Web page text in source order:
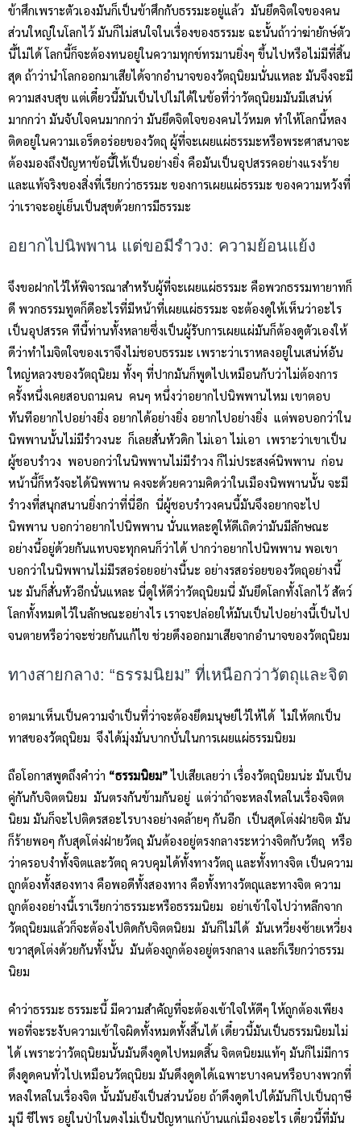
ข้าศึกเพราะตัวเองมันก็เป็นข้าศึกกับธรรมะอยู่แล้ว มันยึดจิตใจของคน
ส่วนใหญ่ในโลกไว้ มันก็ไม่สนใจในเรื่องของธรรมะ ฉะนั้นถ้าว่าฆ่ายักษ์ตัว
นี้ไม่ได้ โลกนี้ก็จะต้องทนอยู่ในความทุกข์ทรมานยิ่งๆ ขึ้นไปหรือไม่มีที่สิ้น
สุด ถ้าว่านำโลกออกมาเสียได้จากอำนาจของวัตถุนิยมนั่นแหละ มันจึงจะมี
ความสงบสุข แต่เดี๋ยวนี้มันเป็นไปไม่ได้ในข้อที่ว่าวัตถุนิยมมันมีเสน่ห์
มากกว่า มันจับใจคนมากกว่า มันยึดจิตใจของคนไว้หมด ทำให้โลกนี้หลง
ติดอยู่ในความเอร็ดอร่อยของวัตถุ ผู้ที่จะเผยแผ่ธรรมะหรือพระศาสนาจะ
ต้องมองถึงปัญหาข้อนี้ให้เป็นอย่างยิ่ง คือมันเป็นอุปสรรคอย่างแรงร้าย
และแท้จริงของสิ่งที่เรียกว่าธรรมะ ของการเผยแผ่ธรรมะ ของความหวังที่
ว่าเราจะอยู่เย็นเป็นสุขด้วยการมีธรรมะ
อยากไปนิพพาน แต่ขอมีรำวง: ความย้อนแย้ง
จึงขอฝากไว้ให้พิจารณาสำหรับผู้ที่จะเผยแผ่ธรรมะ คือพวกธรรมทายาทก็
ดี พวกธรรมทูตก็ดีอะไรที่มีหน้าที่เผยแผ่ธรรมะ จะต้องดูให้เห็นว่าอะไร
เป็นอุปสรรค ทีนี้ท่านทั้งหลายซึ่งเป็นผู้รับการเผยแผ่มันก็ต้องดูตัวเองให้
ดีว่าทำไมจิตใจของเราจึงไม่ชอบธรรมะ เพราะว่าเราหลงอยู่ในเสน่ห์อัน
ใหญ่หลวงของวัตถุนิยม ทั้งๆ ที่ปากมันก็พูดไปเหมือนกับว่าไม่ต้องการ
ครั้งหนึ่งเคยสอบถามคน คนๆ หนึ่งว่าอยากไปนิพพานไหม เขาตอบ
ทันทีอยากไปอย่างยิ่ง อยากได้อย่างยิ่ง อยากไปอย่างยิ่ง แต่พอบอกว่าใน
นิพพานนั้นไม่มีรำวงนะ ก็เลยสั่นหัวดิก ไม่เอา ไม่เอา เพราะว่าเขาเป็น
ผู้ชอบรำวง พอบอกว่าในนิพพานไม่มีรำวง ก็ไม่ประสงค์นิพพาน ก่อน
หน้านี้ก็หวังจะได้นิพพาน คงจะด้วยความคิดว่าในเมืองนิพพานนั้น จะมี
รำวงที่สนุกสนานยิ่งกว่าที่นี่อีก นี่ผู้ชอบรำวงคนนี้มันจึงอยากจะไป
นิพพาน บอกว่าอยากไปนิพพาน นั่นแหละดูให้ดีเถิดว่ามันมีลักษณะ
อย่างนี้อยู่ด้วยกันแทบจะทุกคนก็ว่าได้ ปากว่าอยากไปนิพพาน พอเขา
บอกว่าในนิพพานไม่มีรสอร่อยอย่างนี้นะ อย่างรสอร่อยของวัตถุอย่างนี้
นะ มันก็สั่นหัวอีกนั่นแหละ นี่ดูให้ดีว่าวัตถุนิยมนี่ มันยึดโลกทั้งโลกไว้ สัตว์
โลกทั้งหมดไว้ในลักษณะอย่างไร เราจะปล่อยให้มันเป็นไปอย่างนี้เป็นไป
จนตายหรือว่าจะช่วยกันแก้ไข ช่วยดึงออกมาเสียจากอำนาจของวัตถุนิยม
ทางสายกลาง: “ธรรมนิยม” ที่เหนือกว่าวัตถุและจิต
อาตมาเห็นเป็นความจำเป็นที่ว่าจะต้องยึดมนุษย์ไว้ให้ได้ ไม่ให้ตกเป็น
ทาสของวัตถุนิยม จึงได้มุ่งมั่นบากบั่นในการเผยแผ่ธรรมนิยม
ถือโอกาสพูดถึงคำว่า “ธรรมนิยม”ไปเสียเลยว่า เรื่องวัตถุนิยมน่ะ มันเป็น
คู่กันกับจิตตนิยม มันตรงกันข้ามกันอยู่ แต่ว่าถ้าจะหลงใหลในเรื่องจิตต
นิยม มันก็จะไปติดรสอะไรบางอย่างคล้ายๆ กันอีก เป็นสุดโต่งฝ่ายจิต มัน
ก็ร้ายพอๆ กับสุดโต่งฝ่ายวัตถุ มันต้องอยู่ตรงกลางระหว่างจิตกับวัตถุ หรือ
ว่าครอบงำทั้งจิตและวัตถุ ควบคุมได้ทั้งทางวัตถุ และทั้งทางจิต เป็นความ
ถูกต้องทั้งสองทาง คือพอดีทั้งสองทาง คือทั้งทางวัตถุและทางจิต ความ
ถูกต้องอย่างนี้เราเรียกว่าธรรมะหรือธรรมนิยม อย่าเข้าใจไปว่าหลีกจาก
วัตถุนิยมแล้วก็จะต้องไปติดกับจิตตนิยม มันก็ไม่ได้ มันเหวี่ยงซ้ายเหวี่ยง
ขวาสุดโต่งด้วยกันทั้งนั้น มันต้องถูกต้องอยู่ตรงกลาง และก็เรียกว่าธรรม
นิยม
คำว่าธรรมะ ธรรมะนี้ มีความสำคัญที่จะต้องเข้าใจให้ดีๆ ให้ถูกต้องเพียง
พอที่จะระงับความเข้าใจผิดทั้งหมดทั้งสิ้นได้ เดี๋ยวนี้มันเป็นธรรมนิยมไม่
ได้ เพราะว่าวัตถุนิยมนั้นมันดึงดูดไปหมดสิ้น จิตตนิยมแท้ๆ มันก็ไม่มีการ
ดึงดูดคนทั่วไปเหมือนวัตถุนิยม มันดึงดูดได้เฉพาะบางคนหรือบางพวกที่
หลงใหลในเรื่องจิต นั้นมันยังเป็นส่วนน้อย ถ้าดึงดูดไปได้มันก็ไปเป็นฤาษี
มุนี ชีไพร อยู่ในป่าในดงไม่เป็นปัญหาแก่บ้านแก่เมืองอะไร เดี๋ยวนี้ที่มัน